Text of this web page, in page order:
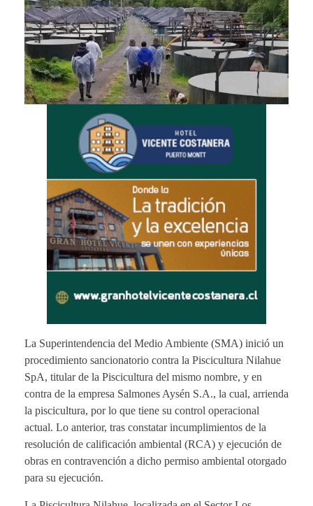
La Superintendencia del Medio Ambiente (SMA) inició un
procedimiento sancionatorio contra la Piscicultura Nilahue
SpA, titular de la Piscicultura del mismo nombre, y en
contra de la empresa Salmones Aysén S.A., la cual, arrienda
la piscicultura, por lo que tiene su control operacional
actual. Lo anterior, tras constatar incumplimientos de la
resolución de calificación ambiental (RCA) y ejecución de
obras en contravención a dicho permiso ambiental otorgado
para su ejecución.